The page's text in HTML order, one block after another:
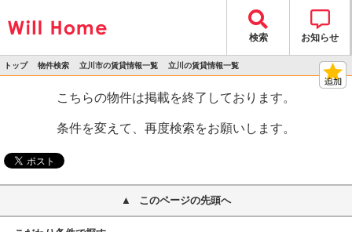
検索 お知らせ
トップ 物件検索 立川市の賃貸情報一覧 立川の賃貸情報一覧
こちらの物件は掲載を終了しております。
条件を変えて、再度検索をお願いします。
このページの先頭へ